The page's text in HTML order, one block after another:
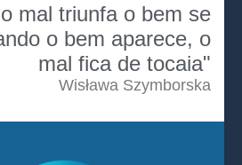
mal triunfa o bem se
o bem aparece, o
mal fica de tocaia"
Wisława Szymborska